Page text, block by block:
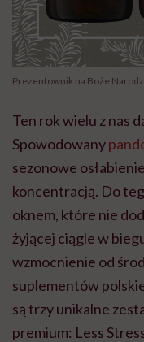
Prezentownik na Boże
Ten rok wielu z nas
Spowodowany
sezonowe
koncentracją. Do
oknem, które nie
żyjącej ciągle w
wzmocnienie od
suplementów
są trzy unikalne
premium: Less